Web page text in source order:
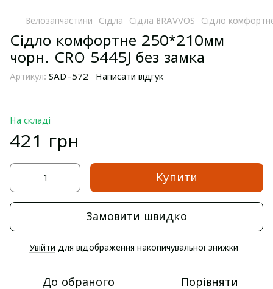
Велозапчастини Сідла Сідла BRAVVOS Сідло
Сідло комфортне 250*210мм
чорн. CRO 5445J без замка
Артикул: SAD-572 Написати відгук
На складі
421 грн
Купити
Замовити швидко
Увійти для відображення накопичувальної знижки
До обраного Порівняти